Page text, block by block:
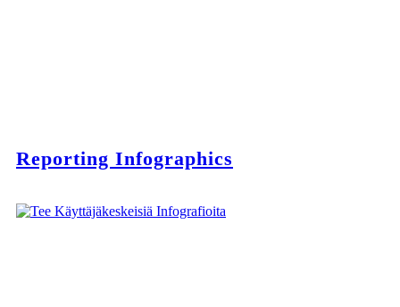
Reporting Infographics